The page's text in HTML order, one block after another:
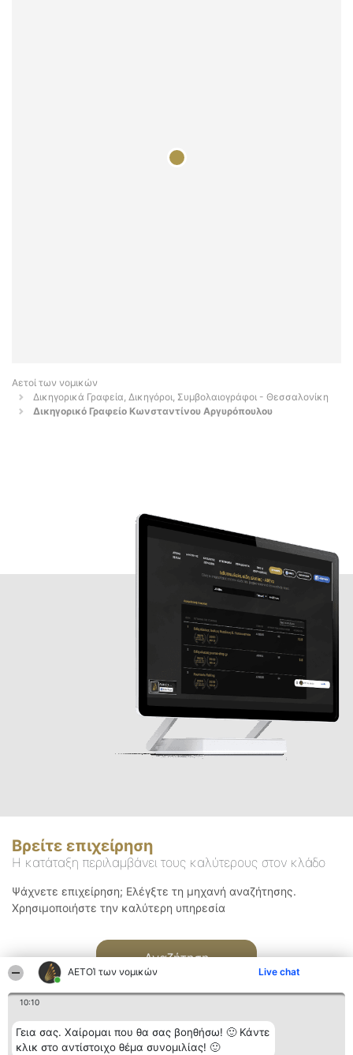
ΑΕΤΟΊ των νομικών Live chat
10:10
Γεια σας. Χαίρομαι που θα σας βοηθήσω! 🙂 Κάντε
κλικ στο αντίστοιχο θέμα συνομιλίας! 🙂
Αετοί των νομικών
Δικηγορικά Γραφεία, Δικηγόροι, Συμβολαιογράφοι - Θεσσαλονίκη
Δικηγορικό Γραφείο Κωνσταντίνου Αργυρόπουλου
Βρείτε επιχείρηση
Η κατάταξη περιλαμβάνει τους καλύτερους στον κλάδο
Ψάχνετε επιχείρηση; Ελέγξτε τη μηχανή αναζήτησης.
Χρησιμοποιήστε την καλύτερη υπηρεσία
Αναζήτηση